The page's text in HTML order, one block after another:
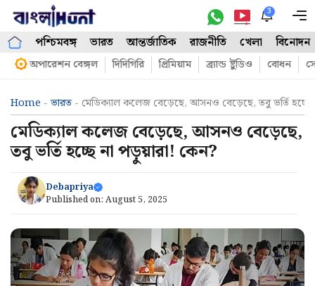
Skip
content
3
পশ্চিমবঙ্গ ভারত আন্তর্জাতিক রাজনীতি খেলা বিনোদন
অপারেশন বেঙ্গল দিদিগিরি প্রিমিয়াম ব্র্যান্ড ষ্টুডিও বোধন
Home -ভারত - মেডিক্যাল কলেজ বেড়েছে, আসনও বেড়েছে, তবু ভর্তি হচ্ছে
মেডিক্যাল কলেজ বেড়েছে, আসনও বেড়েছে,
তবু ভর্তি হচ্ছে না পড়ুয়ারা! কেন?
Debapriya
Published on: August 5, 2025